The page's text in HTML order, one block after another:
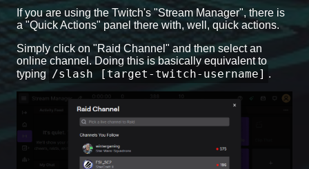
If you are using the Twitch's "Stream Manager", there is
a "Quick Actions" panel there with, well, quick actions.
Simply click on "Raid Channel" and then select an
online channel. Doing this is basically equivalent to
typing /slash [target-twitch-username] .